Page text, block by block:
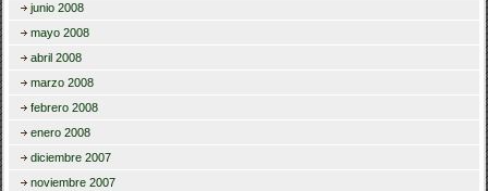
junio 2008
mayo 2008
abril 2008
marzo 2008
febrero 2008
enero 2008
diciembre 2007
noviembre 2007